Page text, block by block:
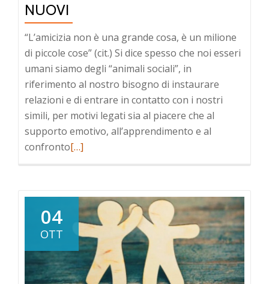
NUOVI
“L’amicizia non è una grande cosa, è un milione
di piccole cose” (cit.) Si dice spesso che noi esseri
umani siamo degli “animali sociali”, in
riferimento al nostro bisogno di instaurare
relazioni e di entrare in contatto con i nostri
simili, per motivi legati sia al piacere che al
supporto emotivo, all’apprendimento e al
confrontoLeggi
a
riguardoCome
trovare
sempre
amici
nuovi
[…]
04
OTT